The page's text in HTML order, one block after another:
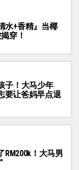
水+香精』当椰
穿！
子！大马少年
要让爸妈早点退
RM200k！大马男